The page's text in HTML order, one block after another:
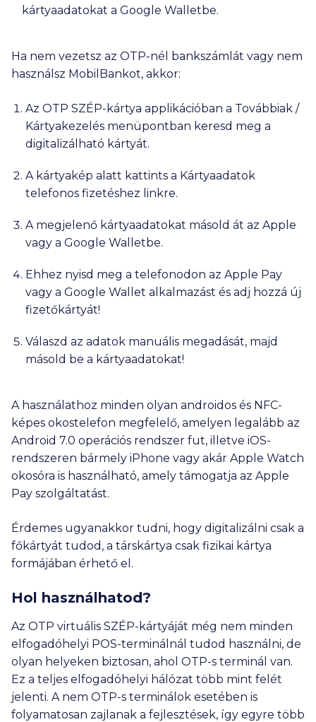
kártyaadatokat a Google Walletbe.
Ha nem vezetsz az OTP-nél bankszámlát vagy nem
használsz MobilBankot, akkor:
Az OTP SZÉP-kártya applikációban a Továbbiak /
Kártyakezelés menüpontban keresd meg a
digitalizálható kártyát.
A kártyakép alatt kattints a Kártyaadatok
telefonos fizetéshez linkre.
A megjelenő kártyaadatokat másold át az Apple
vagy a Google Walletbe.
Ehhez nyisd meg a telefonodon az Apple Pay
vagy a Google Wallet alkalmazást és adj hozzá új
fizetőkártyát!
Válaszd az adatok manuális megadását, majd
másold be a kártyaadatokat!
A használathoz minden olyan androidos és NFC-
képes okostelefon megfelelő, amelyen legalább az
Android 7.0 operációs rendszer fut, illetve iOS-
rendszeren bármely iPhone vagy akár Apple Watch
okosóra is használható, amely támogatja az Apple
Pay szolgáltatást.
Érdemes ugyanakkor tudni, hogy digitalizálni csak a
főkártyát tudod, a társkártya csak fizikai kártya
formájában érhető el.
Hol használhatod?
Az OTP virtuális SZÉP-kártyáját még nem minden
elfogadóhelyi POS-terminálnál tudod használni, de
olyan helyeken biztosan, ahol OTP-s terminál van.
Ez a teljes elfogadóhelyi hálózat több mint felét
jelenti. A nem OTP-s terminálok esetében is
folyamatosan zajlanak a fejlesztések, így egyre több